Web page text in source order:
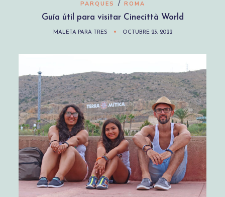
PARQUES / ROMA
Guía útil para visitar Cinecittà World
MALETA PARA TRES OCTUBRE 23, 2022